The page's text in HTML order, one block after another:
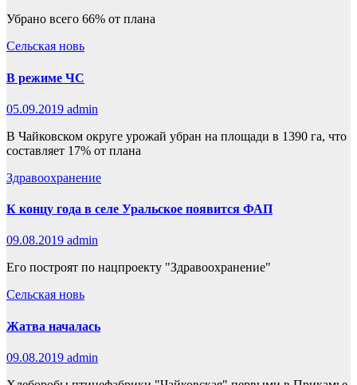
Убрано всего 66% от плана
Сельская новь
В режиме ЧС
05.09.2019 admin
В Чайковском округе урожай убран на площади в 1390 га, что
составляет 17% от плана
Здравоохранение
К концу года в селе Уральское появится ФАП
09.08.2019 admin
Его построят по нацпроекту "Здравоохранение"
Сельская новь
Жатва началась
09.08.2019 admin